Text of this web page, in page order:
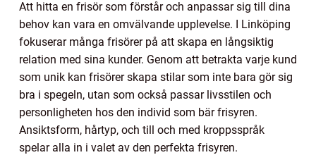
Att hitta en frisör som förstår och anpassar sig till dina
behov kan vara en omvälvande upplevelse. I Linköping
fokuserar många frisörer på att skapa en långsiktig
relation med sina kunder. Genom att betrakta varje kund
som unik kan frisörer skapa stilar som inte bara gör sig
bra i spegeln, utan som också passar livsstilen och
personligheten hos den individ som bär frisyren.
Ansiktsform, hårtyp, och till och med kroppsspråk
spelar alla in i valet av den perfekta frisyren.